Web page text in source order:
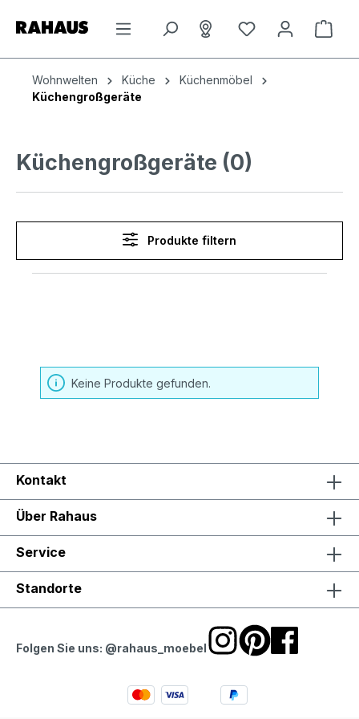
Du hast 0
Wohnwelten Küche
Küchenmöbel
Küchengroßgeräte
Küchengroßgeräte (0)
Produkte filtern
Keine Produkte gefunden.
Kontakt
Über Rahaus
Service
Standorte
Folgen Sie uns: @rahaus_moebel